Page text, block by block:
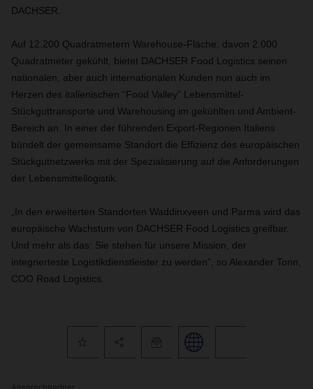
DACHSER.
Auf 12.200 Quadratmetern Warehouse-Fläche, davon 2.000
Quadratmeter gekühlt, bietet DACHSER Food Logistics seinen
nationalen, aber auch internationalen Kunden nun auch im
Herzen des italienischen “Food Valley” Lebensmittel-
Stückguttransporte und Warehousing im gekühlten und Ambient-
Bereich an. In einer der führenden Export-Regionen Italiens
bündelt der gemeinsame Standort die Effizienz des europäischen
Stückgutnetzwerks mit der Spezialisierung auf die Anforderungen
der Lebensmittellogistik.
„In den erweiterten Standorten Waddinxveen und Parma wird das
europäische Wachstum von DACHSER Food Logistics greifbar.
Und mehr als das: Sie stehen für unsere Mission, der
integrierteste Logistikdienstleister zu werden”, so Alexander Tonn,
COO Road Logistics.